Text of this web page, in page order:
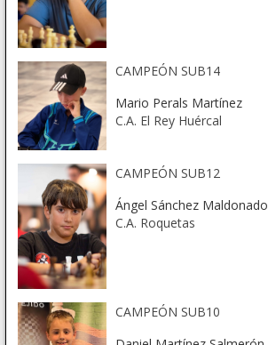
CAMPEÓN SUB14
Mario Perals Martínez
C.A. El Rey Huércal
CAMPEÓN SUB12
Ángel Sánchez Maldonado
C.A. Roquetas
CAMPEÓN SUB10